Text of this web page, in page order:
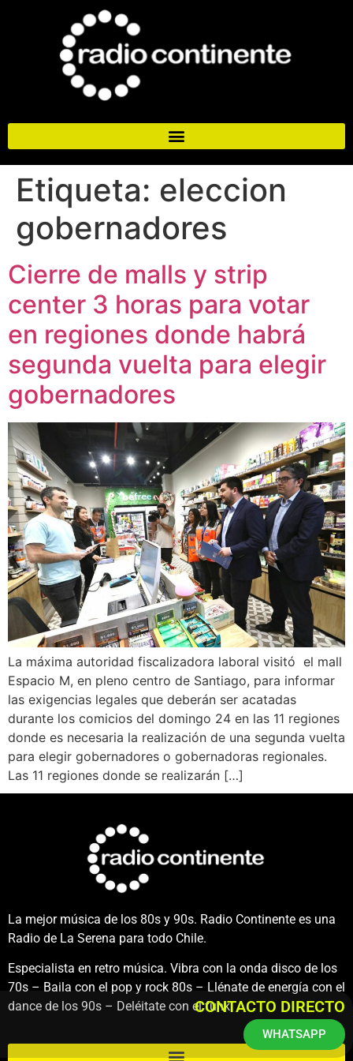
Etiqueta: eleccion
gobernadores
Cierre de malls y strip
center 3 horas para votar
en regiones donde habrá
segunda vuelta para elegir
gobernadores
La máxima autoridad fiscalizadora laboral visitó el mall
Espacio M, en pleno centro de Santiago, para informar
las exigencias legales que deberán ser acatadas
durante los comicios del domingo 24 en las 11 regiones
donde es necesaria la realización de una segunda vuelta
para elegir gobernadores o gobernadoras regionales.
Las 11 regiones donde se realizarán […]
La mejor música de los 80s y 90s. Radio Continente es una
Radio de La Serena para todo Chile.
Especialista en retro música. Vibra con la onda disco de los
70s – Baila con el pop y rock 80s – Llénate de energía con el
dance de los 90s – Deléitate con el funk.CONTACTO DIRECTO
WHATSAPP